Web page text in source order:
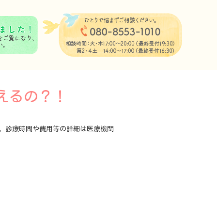
るの？！
診療時間や費用等の詳細は医療機関